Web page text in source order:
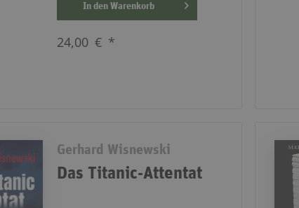
In denWarenkorb
24,00 € *
Gerhard Wisnewski
Das Titanic-Attentat